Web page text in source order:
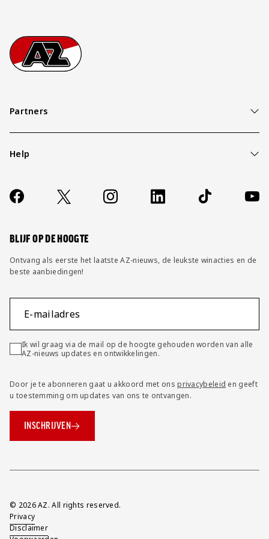
Footer
Ga naar onze homepage
Partners
Help
Contact
FAQ
Socials
https://www.facebook.com/AZAlkmaar
X Instagram LinkedIn TikTok
BLIJF OP DE HOOGTE
Ontvang als eerste het laatste AZ-nieuws, de leukste winacties en de
beste aanbiedingen!
E-mailadres
Ik wil graag via de mail op de hoogte gehouden worden van alle
AZ-nieuws updates en ontwikkelingen.
Door je te abonneren gaat u akkoord met onsprivacybeleid en geeft
u toestemming om updates van ons te ontvangen.
INSCHRIJVEN
Overig
© 2026 AZ. All rights reserved.
Privacy
Disclaimer